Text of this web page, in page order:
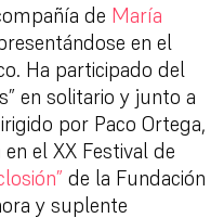
de María
en el
Ha participado del
en solitario y junto a
por Paco Ortega,
el XX Festival de
de la Fundación
y suplente